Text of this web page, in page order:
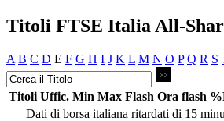
Titoli FTSE Italia All-
A B C D E F G H I J K L M N O P Q R S
Titoli Uffic. Min Max Flash Ora flash
Dati di borsa italiana ritardati di 15